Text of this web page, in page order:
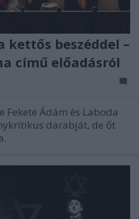
kettős beszéddel –
című előadásról
Ádám és Laboda
darabját, de őt